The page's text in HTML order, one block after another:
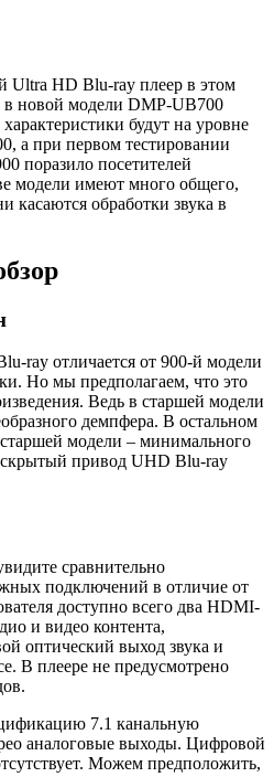
Ultra HD Blu-ray плеер в этом
в новой модели DMP-UB700
будут на уровне
а при первом тестировании
поразило посетителей
модели имеют много общего,
касаются обработки звука в
ray отличается от 900-й модели
Но мы предполагаем, что это
Ведь в старшей модели
демпфера. В остальном
модели – минимального
скрытый привод UHD Blu-ray
сравнительно
подключений в отличие от
доступно всего два HDMI-
и видео контента,
оптический выход звука и
В плеере не предусмотрено
7.1 канальную
аналоговые выходы. Цифровой
Можем предположить,